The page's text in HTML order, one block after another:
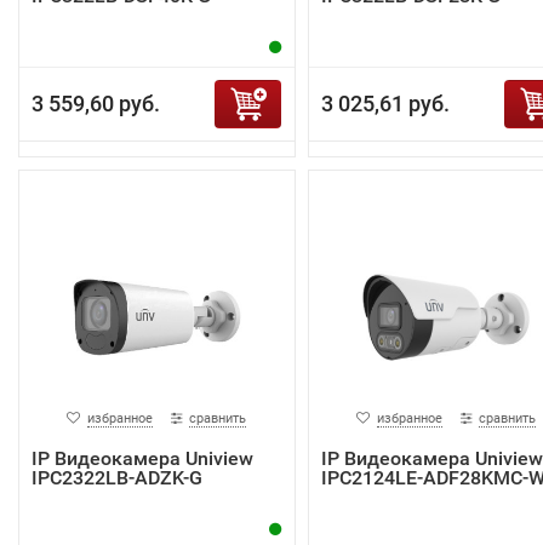
3 559,60 руб. 3 025,61 руб.
избранное сравнить
IP Видеокамера Uniview
IPC2322LB-ADZK-G
избранное сравнить
IP Видеокамера Uniview
IPC2124LE-ADF28KMC-